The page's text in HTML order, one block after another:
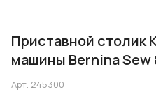
Приставной столик
машины Bernina Sew
Арт. 245300